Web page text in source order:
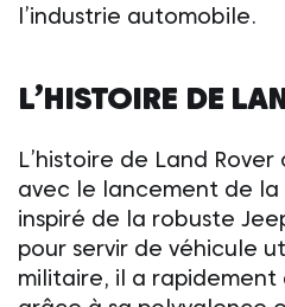
l’industrie automobile.
L’HISTOIRE DE
L’histoire de Land Rover
avec le lancement de la
inspiré de la robuste
pour servir de véhicule
militaire, il a